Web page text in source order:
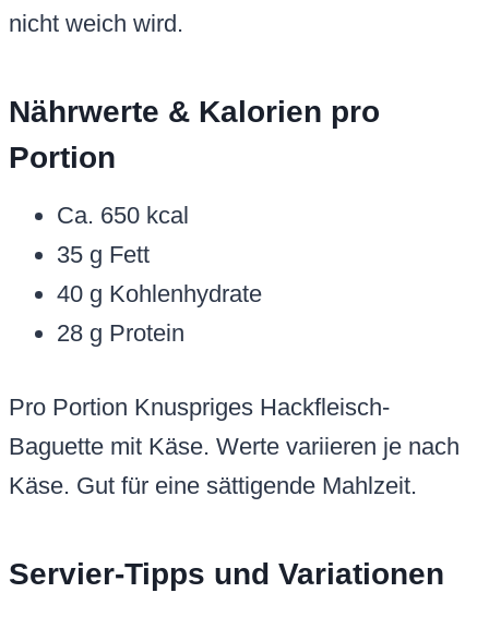
nicht weich wird.
Nährwerte & Kalorien pro
Portion
Ca. 650 kcal
35 g Fett
40 g Kohlenhydrate
28 g Protein
Pro Portion Knuspriges Hackfleisch-
Baguette mit Käse. Werte variieren je nach
Käse. Gut für eine sättigende Mahlzeit.
Servier-Tipps und Variationen